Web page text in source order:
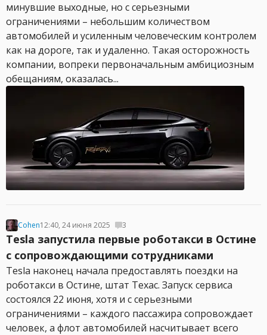
минувшие выходные, но с серьезными
ограничениями – небольшим количеством
автомобилей и усиленным человеческим контролем
как на дороге, так и удаленно. Такая осторожность
компании, вопреки первоначальным амбициозным
обещаниям, оказалась...
Cohen12:40, 24 июня 2025 3
Tesla запустила первые роботакси в Остине
с сопровождающими сотрудниками
Tesla наконец начала предоставлять поездки на
роботакси в Остине, штат Техас. Запуск сервиса
состоялся 22 июня, хотя и с серьезными
ограничениями – каждого пассажира сопровождает
человек, а флот автомобилей насчитывает всего